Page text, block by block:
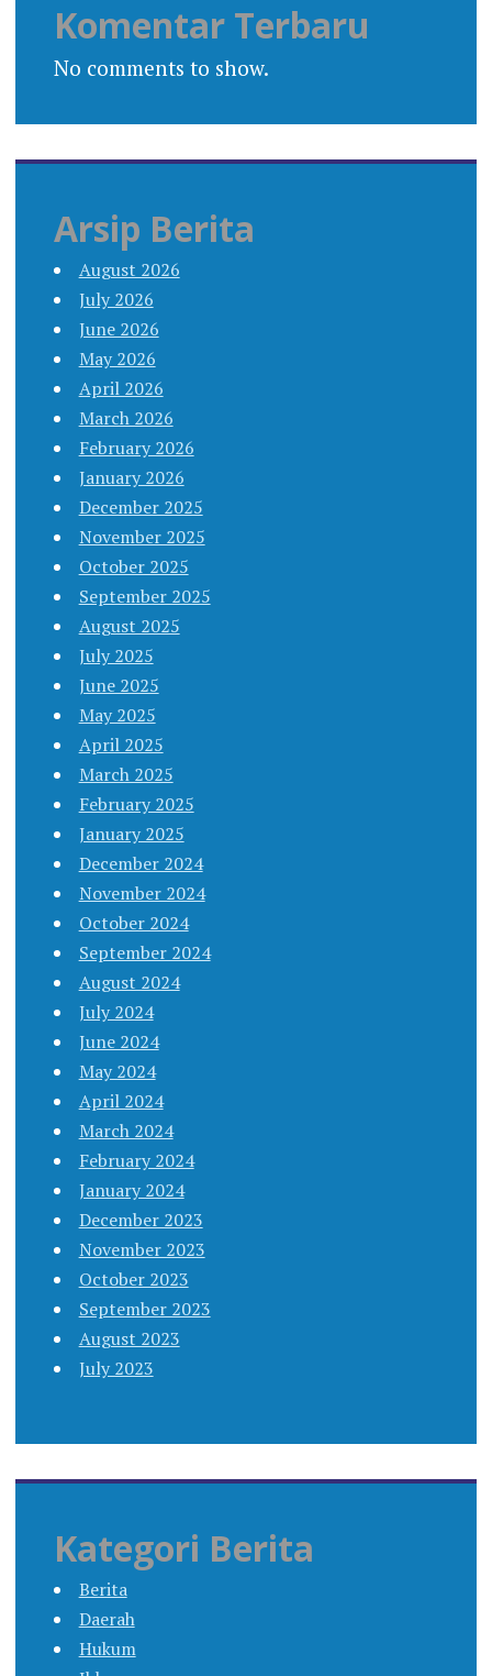
Komentar Terbaru
No comments to show.
Arsip Berita
August 2026
July 2026
June 2026
May 2026
April 2026
March 2026
February 2026
January 2026
December 2025
November 2025
October 2025
September 2025
August 2025
July 2025
June 2025
May 2025
April 2025
March 2025
February 2025
January 2025
December 2024
November 2024
October 2024
September 2024
August 2024
July 2024
June 2024
May 2024
April 2024
March 2024
February 2024
January 2024
December 2023
November 2023
October 2023
September 2023
August 2023
July 2023
Kategori Berita
Berita
Daerah
Hukum